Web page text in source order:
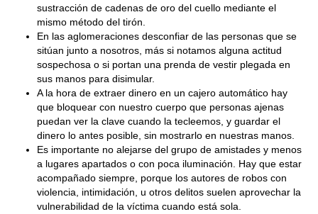
sustracción de cadenas de oro del cuello mediante el
mismo método del tirón.
En las aglomeraciones desconfiar de las personas que se
sitúan junto a nosotros, más si notamos alguna actitud
sospechosa o si portan una prenda de vestir plegada en
sus manos para disimular.
A la hora de extraer dinero en un cajero automático hay
que bloquear con nuestro cuerpo que personas ajenas
puedan ver la clave cuando la tecleemos, y guardar el
dinero lo antes posible, sin mostrarlo en nuestras manos.
Es importante no alejarse del grupo de amistades y menos
a lugares apartados o con poca iluminación. Hay que estar
acompañado siempre, porque los autores de robos con
violencia, intimidación, u otros delitos suelen aprovechar la
vulnerabilidad de la víctima cuando está sola.